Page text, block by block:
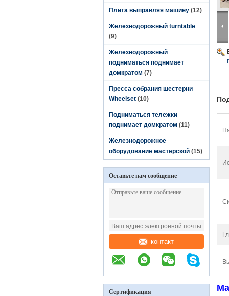
Плита выправляя машину (12)
Железнодорожный turntable
(9)
Железнодорожный
подниматься поднимает
домкратом (7)
Пресса собрания шестерни
Wheelset (10)
Подниматься тележки
поднимает домкратом (11)
Железнодорожное
оборудование мастерской (15)
Оставьте нам сообщение
контакт
Сертификация